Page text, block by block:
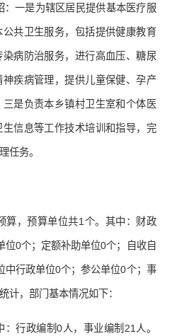
：一是为辖区居民提供基本医疗服
共卫生服务，包括提供健康教育
病防治服务，进行高血压、糖尿
疾病管理，提供儿童保健、孕产
是负责本乡镇村卫生室和个体医
信息等工作技术培训和指导，完
任务。
算，预算单位共1个。其中：财政
位0个；定额补助单位0个；自收自
中行政单位0个；参公单位0个；事
计，部门基本情况如下：
行政编制0人，事业编制21人。